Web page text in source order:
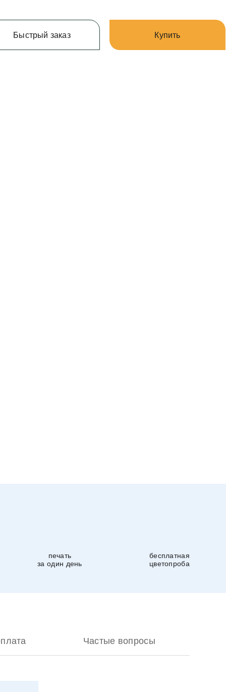
Быстрый заказ Купить
печать
за один день
бесплатная
цветопроба
Частые вопросы